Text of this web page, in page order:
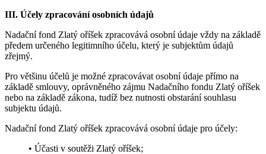
III. Účely zpracování osobních údajů
Nadační fond Zlatý oříšek zpracovává osobní údaje vždy na základě
předem určeného legitimního účelu, který je subjektům údajů
zřejmý.
Pro většinu účelů je možné zpracovávat osobní údaje přímo na
základě smlouvy, oprávněného zájmu Nadačního fondu Zlatý oříšek
nebo na základě zákona, tudíž bez nutnosti obstarání souhlasu
subjektu údajů.
Nadační fond Zlatý oříšek zpracovává osobní údaje pro účely:
• Účasti v soutěži Zlatý oříšek;